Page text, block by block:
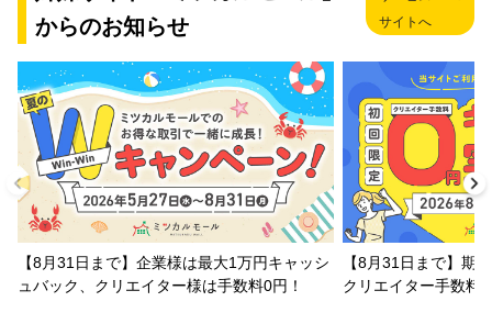
からのお知らせ
サイトへ
【8月31日まで】企業様は最大1万円キャッシ
ュバック、クリエイター様は手数料0円！
【8月31日まで】期
クリエイター手数料